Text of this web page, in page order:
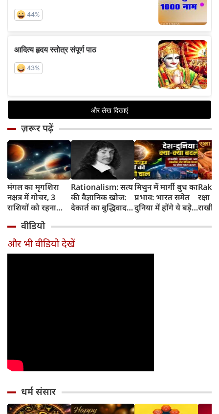
ज़रूर पढ़ें
मंगल का मृगशिरा
नक्षत्र में गोचर, 3
राशियों को रहना
सावधान
Rationalism: सत्य
की वैज्ञानिक खोज:
देकार्त का बुद्धिवाद
का जन्म
मिथुन में मार्गी बुध का
प्रभाव: भारत समेत
दुनिया में होंगे ये बड़े
रक्षा
राखी
वीडियो
और भी वीडियो देखें
धर्म संसार